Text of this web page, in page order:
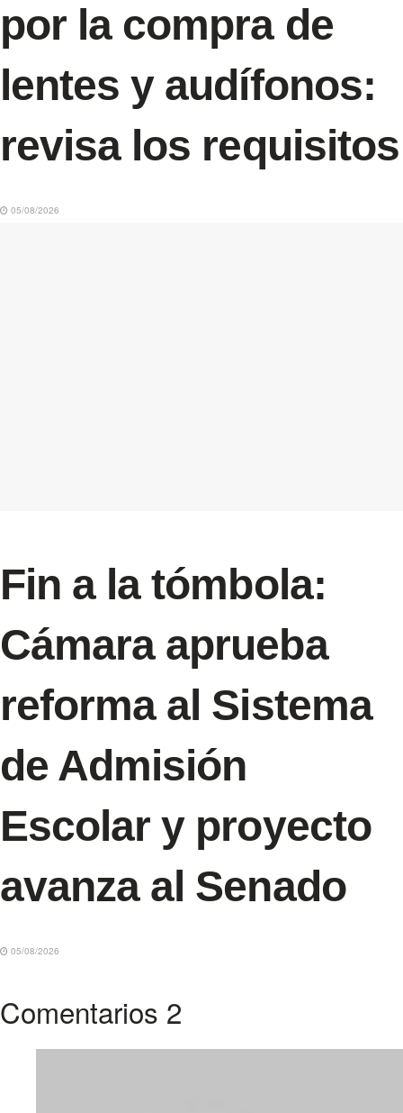
por la compra de
lentes y audífonos:
revisa los requisitos
05/08/2026
Fin a la tómbola:
Cámara aprueba
reforma al Sistema
de Admisión
Escolar y proyecto
avanza al Senado
05/08/2026
Comentarios 2